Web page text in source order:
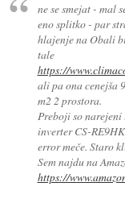
ne se smejat - mal
eno splitko - par
hlajenje na Obali
tale
https://
ali pa ona cenejša
m2 2 prostora.
Preboji so narejeni
inverter CS-
error meče. Staro
Sem najdu na
https://